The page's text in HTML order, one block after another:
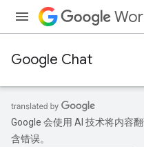
Google Chat
Google 会使用 AI 技术将内容
含错误。